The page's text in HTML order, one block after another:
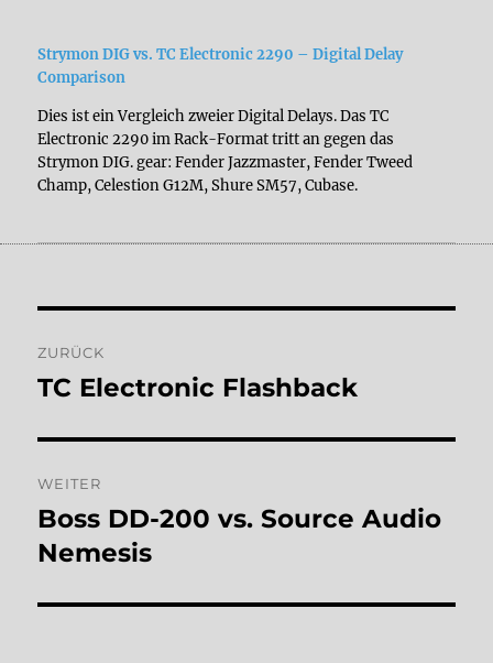
Strymon DIG vs. TC Electronic 2290 – Digital Delay
Comparison
Dies ist ein Vergleich zweier Digital Delays. Das TC
Electronic 2290 im Rack-Format tritt an gegen das
Strymon DIG. gear: Fender Jazzmaster, Fender Tweed
Champ, Celestion G12M, Shure SM57, Cubase.
ZURÜCK
Vorheriger
TC Electronic Flashback
WEITER
Nächster
Beitrag:
Boss DD-200 vs. Source Audio
Nemesis